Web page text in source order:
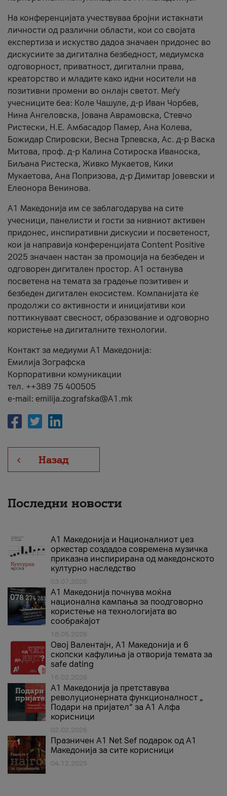
На конференцијата учествуваа бројни истакнати
личности од различни области, кои со својата
експертиза и искуство дадоа значаен придонес во
дискусиите за дигитална безбедност, медиумска
одговорност, приватност, дигитални права,
креаторство и младите како идни носители на
позитивни промени во онлајн светот. Меѓу
учесниците беа: Коле Чашуле, д-р Иван Чорбев,
Нина Ангеловска, Јована Аврамовска, Стевчо
Ристески, Н.Е. Амбасадор Памер, Ана Колева,
Божидар Спировски, Весна Трпевска, Ас. д-р Васка
Митова, проф. д-р Калина Сотироска Иваноска,
Биљана Ристеска, Живко Мукаетов, Кики
Мукаетова, Ана Попризова, д-р Димитар Јовевски и
Елеонора Венинова.
А1 Македонија им се заблагодарува на сите
учесници, панелисти и гости за нивниот активен
придонес, инспиративни дискусии и посветеност,
кои ја направија конференцијата Content Positive
2025 значаен настан за промоција на безбеден и
одговорен дигитален простор. А1 останува
посветена на темата за градење позитивен и
безбеден дигитален екосистем. Компанијата ќе
продолжи со активности и иницијативи кои
поттикнуваат свесност, образование и одговорно
користење на дигиталните технологии.
Контакт за медиуми А1 Македонија:
Емилија Зографска
Корпоративни комуникации
тел. ++389 75 400505
e-mail: emilija.zografska@A1.mk
Назад
Последни новости
А1 Македонија и Националниот џез
оркестар создадоа современа музичка
приказна инспирирана од македонското
културно наследство
03.07.2026
A1 Македонија почнува моќна
национална кампања за поодговорно
користење на технологијата во
сообраќајот
18.05.2026
Овој Валентајн, A1 Македонија и 6
скопски кафулиња ја отворија темата за
safe dating
16.02.2026
А1 Македонија ја претставува
револуционерната функционалност „
Подари на пријател“ за А1 Алфа
корисници
02.02.2026
Празничен A1 Net Sеf подарок од А1
Македонија за сите корисници
04.12.2025